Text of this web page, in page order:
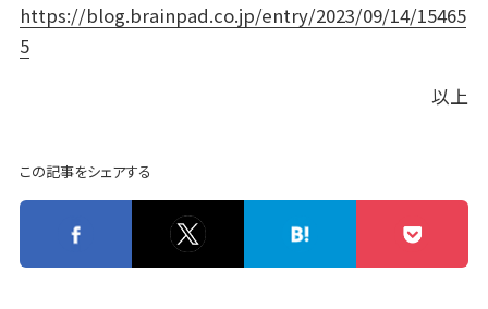
https://blog.brainpad.co.jp/entry/2023/09/14/15465
5
以上
この記事をシェアする